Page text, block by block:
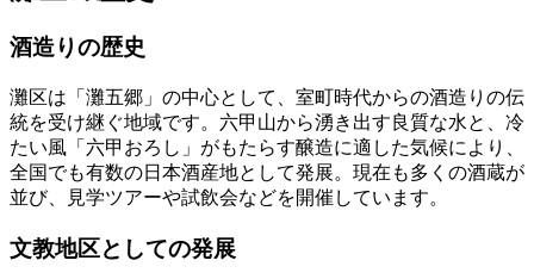
酒造りの歴史
灘区は「灘五郷」の中心として、室町時代からの酒造りの伝
統を受け継ぐ地域です。六甲山から湧き出す良質な水と、冷
たい風「六甲おろし」がもたらす醸造に適した気候により、
全国でも有数の日本酒産地として発展。現在も多くの酒蔵が
並び、見学ツアーや試飲会などを開催しています。
文教地区としての発展